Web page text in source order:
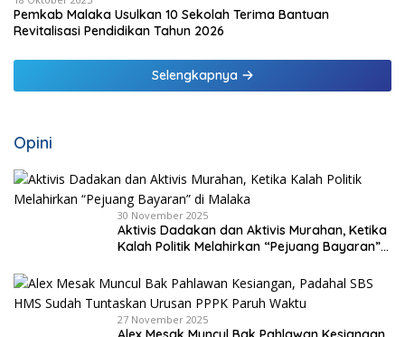
Pemkab Malaka Usulkan 10 Sekolah Terima Bantuan
Revitalisasi Pendidikan Tahun 2026
Selengkapnya
Opini
30 November 2025
Aktivis Dadakan dan Aktivis Murahan, Ketika
Kalah Politik Melahirkan “Pejuang Bayaran”
27 November 2025